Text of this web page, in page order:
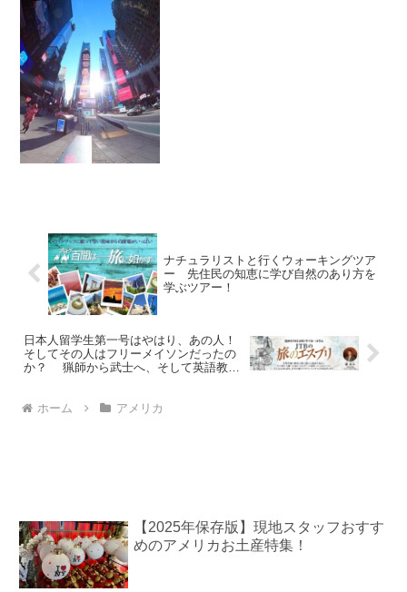
ナチュラリストと行くウォーキングツア
ー 先住民の知恵に学び自然のあり方を
学ぶツアー！
日本人留学生第一号はやはり、あの人！
そしてその人はフリーメイソンだったの
か？ 猟師から武士へ、そして英語教師
ホーム
アメリカ
【2025年保存版】現地スタッフおすす
めのアメリカお土産特集！